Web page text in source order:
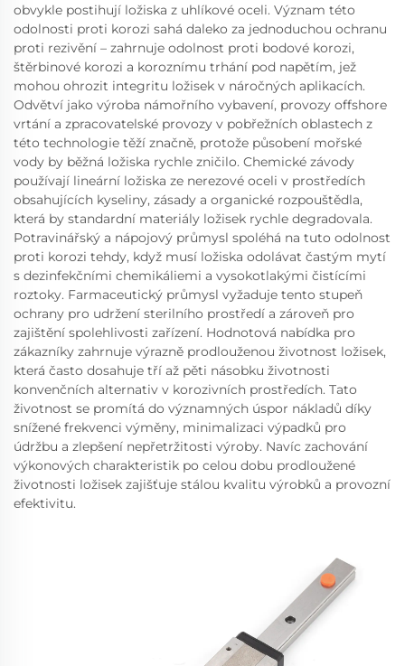
obvykle postihují ložiska z uhlíkové oceli. Význam této
odolnosti proti korozi sahá daleko za jednoduchou ochranu
proti rezivění – zahrnuje odolnost proti bodové korozi,
štěrbinové korozi a koroznímu trhání pod napětím, jež
mohou ohrozit integritu ložisek v náročných aplikacích.
Odvětví jako výroba námořního vybavení, provozy offshore
vrtání a zpracovatelské provozy v pobřežních oblastech z
této technologie těží značně, protože působení mořské
vody by běžná ložiska rychle zničilo. Chemické závody
používají lineární ložiska ze nerezové oceli v prostředích
obsahujících kyseliny, zásady a organické rozpouštědla,
která by standardní materiály ložisek rychle degradovala.
Potravinářský a nápojový průmysl spoléhá na tuto odolnost
proti korozi tehdy, když musí ložiska odolávat častým mytí
s dezinfekčními chemikáliemi a vysokotlakými čistícími
roztoky. Farmaceutický průmysl vyžaduje tento stupeň
ochrany pro udržení sterilního prostředí a zároveň pro
zajištění spolehlivosti zařízení. Hodnotová nabídka pro
zákazníky zahrnuje výrazně prodlouženou životnost ložisek,
která často dosahuje tří až pěti násobku životnosti
konvenčních alternativ v korozivních prostředích. Tato
životnost se promítá do významných úspor nákladů díky
snížené frekvenci výměny, minimalizaci výpadků pro
údržbu a zlepšení nepřetržitosti výroby. Navíc zachování
výkonových charakteristik po celou dobu prodloužené
životnosti ložisek zajišťuje stálou kvalitu výrobků a provozní
efektivitu.